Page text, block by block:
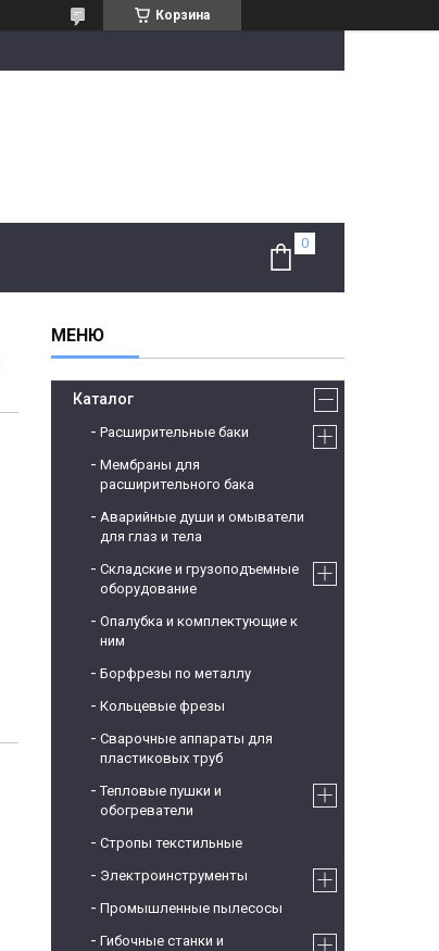
Корзина
Каталог
Расширительные баки
Мембраны для
расширительного бака
Аварийные души и омыватели
для глаз и тела
Складские и грузоподъемные
оборудование
Опалубка и комплектующие к
ним
Борфрезы по металлу
Кольцевые фрезы
Сварочные аппараты для
пластиковых труб
Тепловые пушки и
обогреватели
Стропы текстильные
Электроинструменты
Промышленные пылесосы
Гибочные станки и